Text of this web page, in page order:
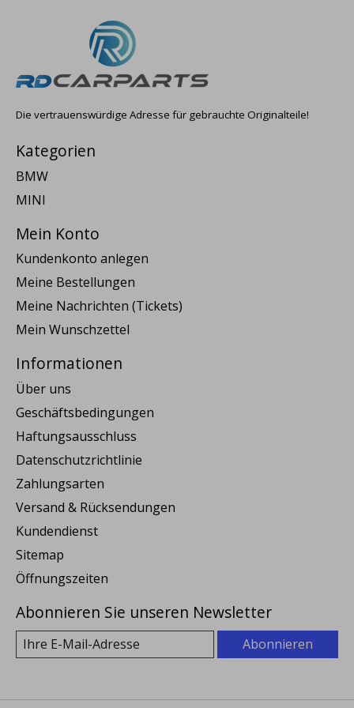
Die vertrauenswürdige Adresse für gebrauchte Originalteile!
Kategorien
BMW
MINI
Mein Konto
Kundenkonto anlegen
Meine Bestellungen
Meine Nachrichten (Tickets)
Mein Wunschzettel
Informationen
Über uns
Geschäftsbedingungen
Haftungsausschluss
Datenschutzrichtlinie
Zahlungsarten
Versand & Rücksendungen
Kundendienst
Sitemap
Öffnungszeiten
Abonnieren Sie unseren Newsletter
Abonnieren